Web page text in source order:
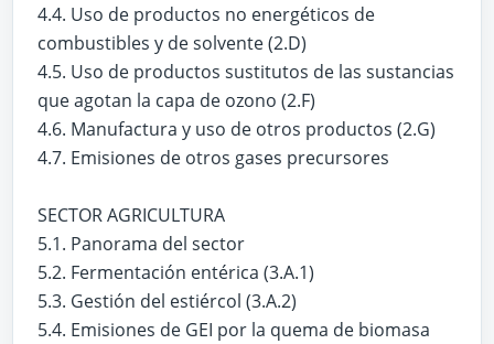
4.4. Uso de productos no energéticos de
combustibles y de solvente (2.D)
4.5. Uso de productos sustitutos de las sustancias
que agotan la capa de ozono (2.F)
4.6. Manufactura y uso de otros productos (2.G)
4.7. Emisiones de otros gases precursores
SECTOR AGRICULTURA
5.1. Panorama del sector
5.2. Fermentación entérica (3.A.1)
5.3. Gestión del estiércol (3.A.2)
5.4. Emisiones de GEI por la quema de biomasa